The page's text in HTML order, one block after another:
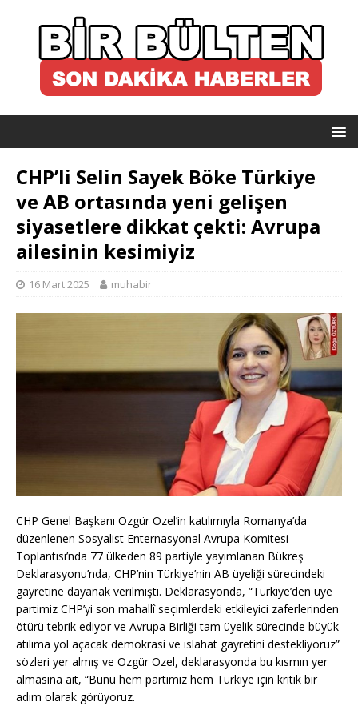
CHP’li Selin Sayek Böke Türkiye
ve AB ortasında yeni gelişen
siyasetlere dikkat çekti: Avrupa
ailesinin kesimiyiz
16 Mart 2025 muhabir
CHP Genel Başkanı Özgür Özel’in katılımıyla Romanya’da
düzenlenen Sosyalist Enternasyonal Avrupa Komitesi
Toplantısı’nda 77 ülkeden 89 partiyle yayımlanan Bükreş
Deklarasyonu’nda, CHP’nin Türkiye’nin AB üyeliği sürecindeki
gayretine dayanak verilmişti. Deklarasyonda, “Türkiye’den üye
partimiz CHP’yi son mahallî seçimlerdeki etkileyici zaferlerinden
ötürü tebrik ediyor ve Avrupa Birliği tam üyelik sürecinde büyük
atılıma yol açacak demokrasi ve ıslahat gayretini destekliyoruz”
sözleri yer almış ve Özgür Özel, deklarasyonda bu kısmın yer
almasına ait, “Bunu hem partimiz hem Türkiye için kritik bir
adım olarak görüyoruz.